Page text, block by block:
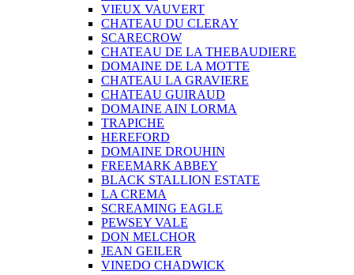
VIEUX VAUVERT
CHATEAU DU CLERAY
SCARECROW
CHATEAU DE LA THEBAUDIERE
DOMAINE DE LA MOTTE
CHATEAU LA GRAVIERE
CHATEAU GUIRAUD
DOMAINE AIN LORMA
TRAPICHE
HEREFORD
DOMAINE DROUHIN
FREEMARK ABBEY
BLACK STALLION ESTATE
LA CREMA
SCREAMING EAGLE
PEWSEY VALE
DON MELCHOR
JEAN GEILER
VINEDO CHADWICK